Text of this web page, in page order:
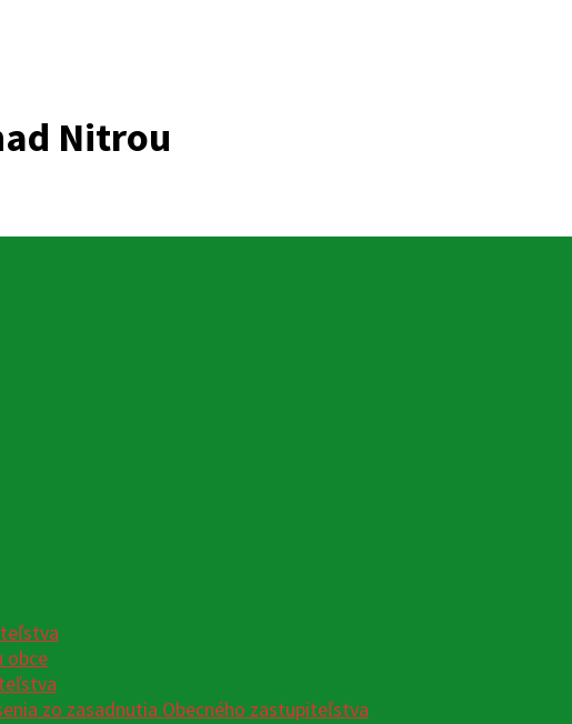
Nitrou
obce
zo zasadnutia Obecného zastupiteľstva